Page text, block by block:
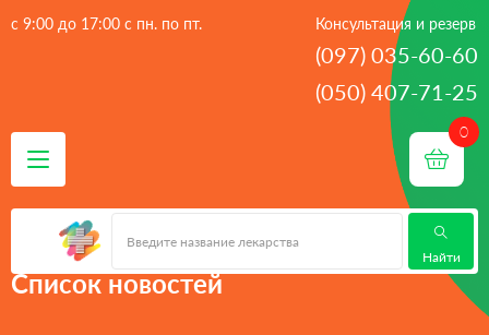
с 9:00 до 17:00 с пн. по пт. Консультация и резерв
(097) 035-60-60
(050) 407-71-25
Найти
Главная - Список новостей
Список новостей